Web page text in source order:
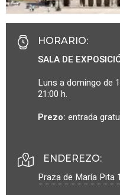
HORARIO:
SALA DE
Luns a domingo de
21:00 h.
Prezo: entrada
ENDEREZO:
Praza de María Pita